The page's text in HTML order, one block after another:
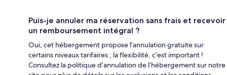
Puis-je annuler ma réservation sans frais et recevoir
un remboursement intégral ?
Oui, cet hébergement propose l’annulation gratuite sur
certains niveaux tarifaires ; la flexibilité, c’est important !
Consultez la politique d’annulation de l’hébergement sur notre